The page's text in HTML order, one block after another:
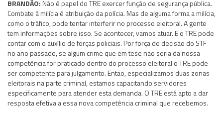
BRANDÃO: Não é papel do TRE exercer função de segurança pública.
Combate à milícia é atribuição da polícia. Mas de alguma forma a milícia,
como o tráfico, pode tentar interferir no processo eleitoral. A gente
tem informações sobre isso. Se acontecer, vamos atuar. E o TRE pode
contar com o auxílio de forças policiais. Por força de decisão do STF
no ano passado, se algum crime que em tese não seria da nossa
competência for praticado dentro do processo eleitoral o TRE pode
ser competente para julgamento. Então, especializamos duas zonas
eleitorais na parte criminal, estamos capacitando servidores
especificamente para atender esta demanda. O TRE está apto a dar
resposta efetiva a essa nova competência criminal que recebemos.